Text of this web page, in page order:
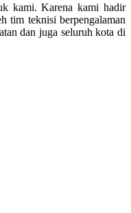
kami. Karena kami hadir
tim teknisi berpengalaman
dan juga seluruh kota di